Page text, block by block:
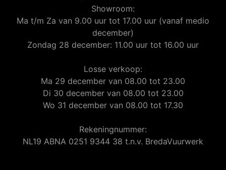
Showroom:
Ma t/m Za van 9.00 uur tot 17.00 uur (vanaf medio
december)
Zondag 28 december: 11.00 uur tot 16.00 uur
Losse verkoop:
Ma 29 december van 08.00 tot 23.00
Di 30 december van 08.00 tot 23.00
Wo 31 december van 08.00 tot 17.30
Rekeningnummer:
NL19 ABNA 0251 9344 38 t.n.v. BredaVuurwerk